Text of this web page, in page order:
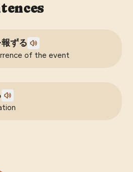
ずる
of the event